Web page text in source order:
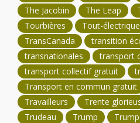
The Jacobin
The Leap
Tourbières
Tout-électrique
TransCanada
transition
transnationales
transport
transport collectif gratuit
Transport en commun gratuit
Travailleurs
Trente
Trudeau
Trump